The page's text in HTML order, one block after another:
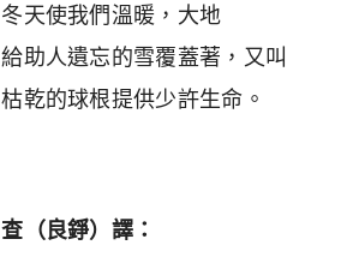
冬天使我們溫暖，大地
給助人遺忘的雪覆蓋著，又叫
枯乾的球根提供少許生命。
查（良錚）譯：